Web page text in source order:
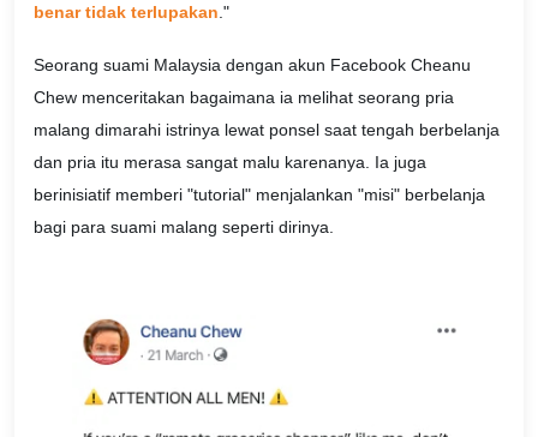
benar tidak terlupakan."
Seorang suami Malaysia dengan akun Facebook Cheanu
Chew menceritakan bagaimana ia melihat seorang pria
malang dimarahi istrinya lewat ponsel saat tengah berbelanja
dan pria itu merasa sangat malu karenanya. Ia juga
berinisiatif memberi "tutorial" menjalankan "misi" berbelanja
bagi para suami malang seperti dirinya.